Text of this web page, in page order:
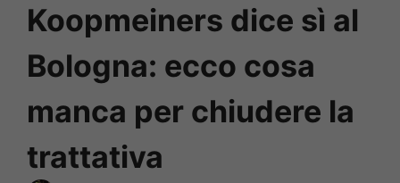
Koopmeiners dice sì al
Bologna: ecco cosa
manca per chiudere la
trattativa